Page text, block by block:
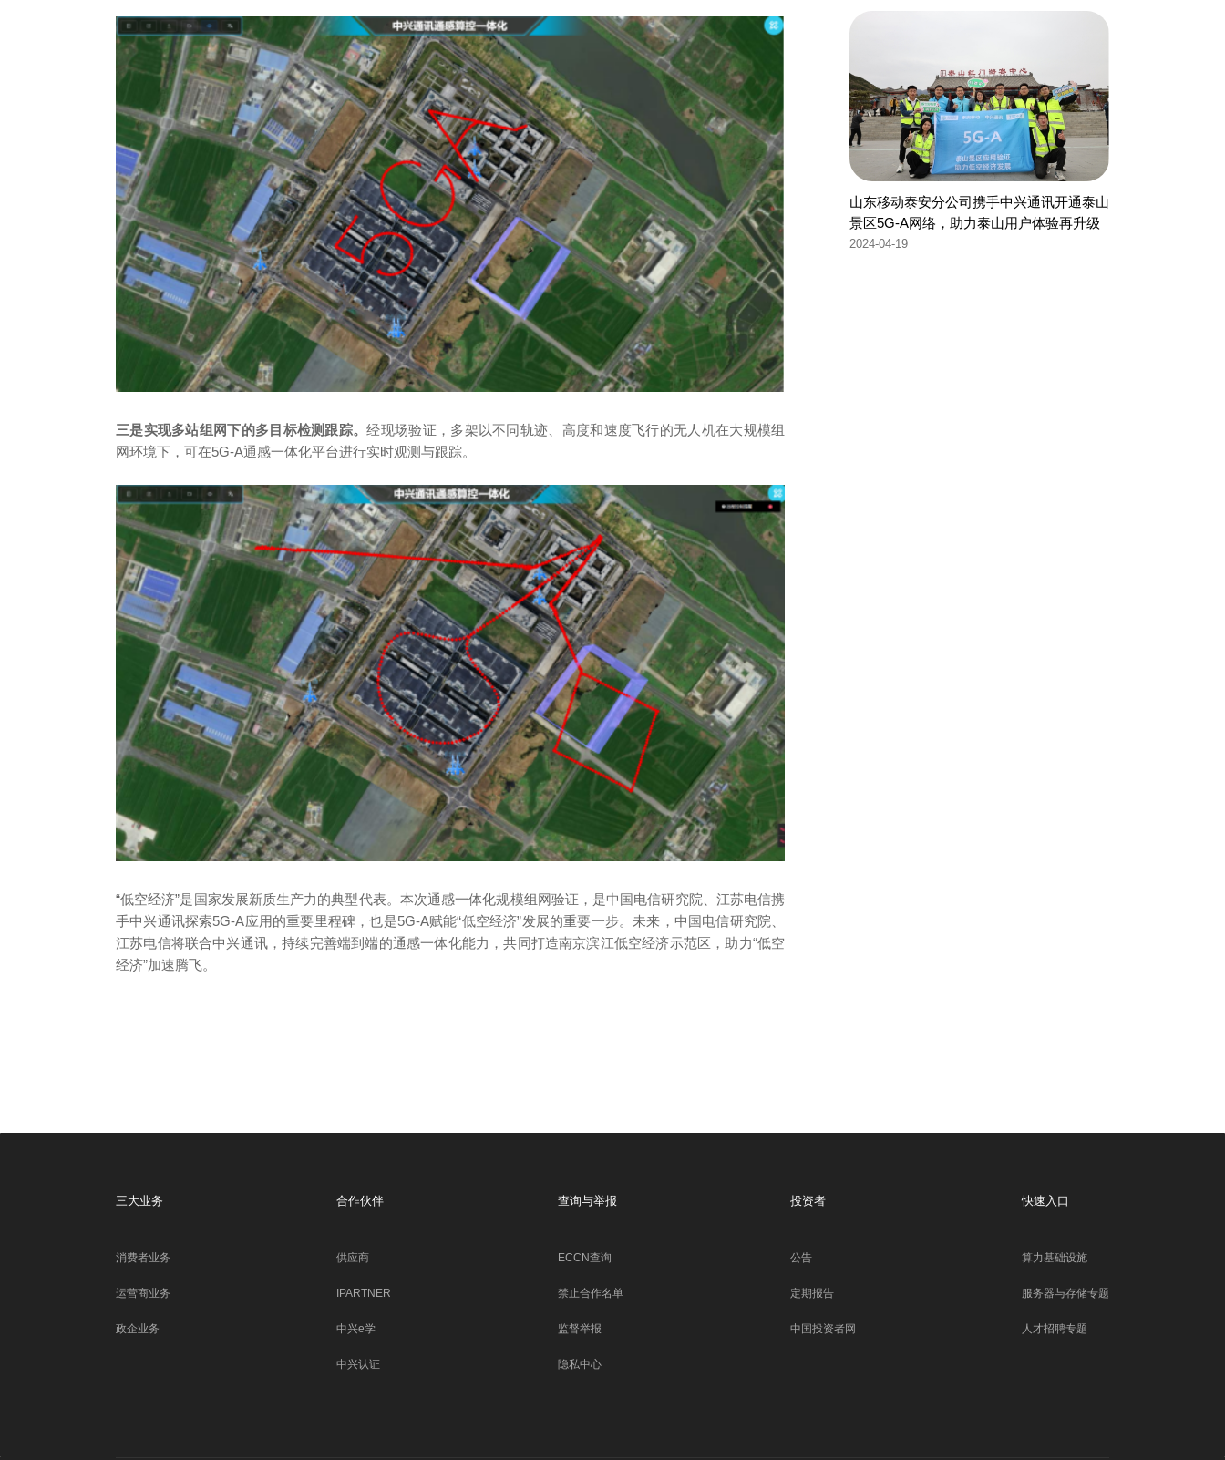
三是实现多站组网下的多目标检测跟踪。经现场验证，多架以不同轨迹、高度和速度飞行的无人机在大规模组
网环境下，可在5G-A通感一体化平台进行实时观测与跟踪。
“低空经济”是国家发展新质生产力的典型代表。本次通感一体化规模组网验证，是中国电信研究院、江苏电信携
手中兴通讯探索5G-A应用的重要里程碑，也是5G-A赋能“低空经济”发展的重要一步。未来，中国电信研究院、
江苏电信将联合中兴通讯，持续完善端到端的通感一体化能力，共同打造南京滨江低空经济示范区，助力“低空
经济”加速腾飞。
山东移动泰安分公司携手中兴通讯开通泰山
景区5G-A网络，助力泰山用户体验再升级
2024-04-19
三大业务
消费者业务
运营商业务
政企业务
合作伙伴
供应商
IPARTNER
中兴e学
中兴认证
查询与举报
ECCN查询
禁止合作名单
监督举报
隐私中心
投资者
公告
定期报告
中国投资者网
快速入口
算力基础设施
服务器与存储专题
人才招聘专题